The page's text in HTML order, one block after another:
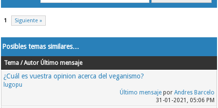
1 Siguiente »
Posibles temas similares…
Tema / Autor Último mensaje
¿Cuál es vuestra opinion acerca del veganismo?
lugopu
Último mensajepor Andres Barcelo
31-01-2021, 05:06 PM